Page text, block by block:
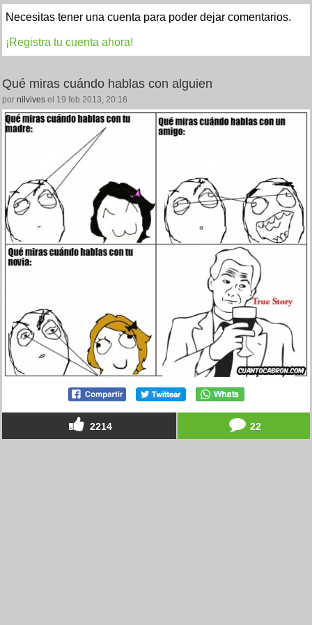
Necesitas tener una cuenta para poder dejar comentarios.
¡Registra tu cuenta ahora!
Qué miras cuándo hablas con alguien
por nilvives el 19 feb 2013, 20:16
2214 22